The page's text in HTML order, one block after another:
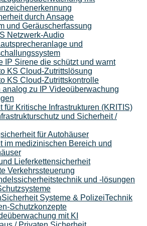
durch Ansage
und Geräuscherfassung
Netzwerk-Audio
und
IP Sirene die schützt und warnt
KS Cloud-Zutrittslösung
KS Cloud-Zutrittskontrolle
analog zu IP Videoüberwachung
für Kritische Infrastrukturen (KRITIS)
und Sicherheit /
für Autohäuser
im medizinischen Bereich und
Lieferkettensicherheit
Verkehrssteuerung
und -lösungen
Systeme & PolizeiTechnik
Schutzkonzepte​
mit KI